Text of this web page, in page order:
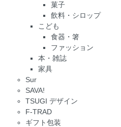
菓子
飲料・シロップ
こども
食器・箸
ファッション
本・雑誌
家具
Sur
SAVA!
TSUGI デザイン
F-TRAD
ギフト包装